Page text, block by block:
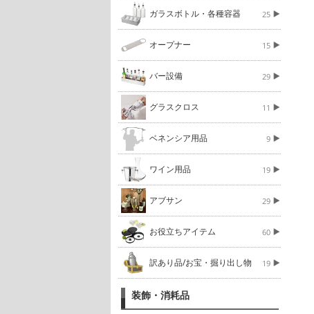
ガラスボトル・各種容器 25
オープナー 15
バー設備 29
グラスクロス 11
ベネンシア用品 9
ワイン用品 19
アブサン 29
お役立ちアイテム 60
訳あり品/お宝・掘り出し物 19
装飾・消耗品